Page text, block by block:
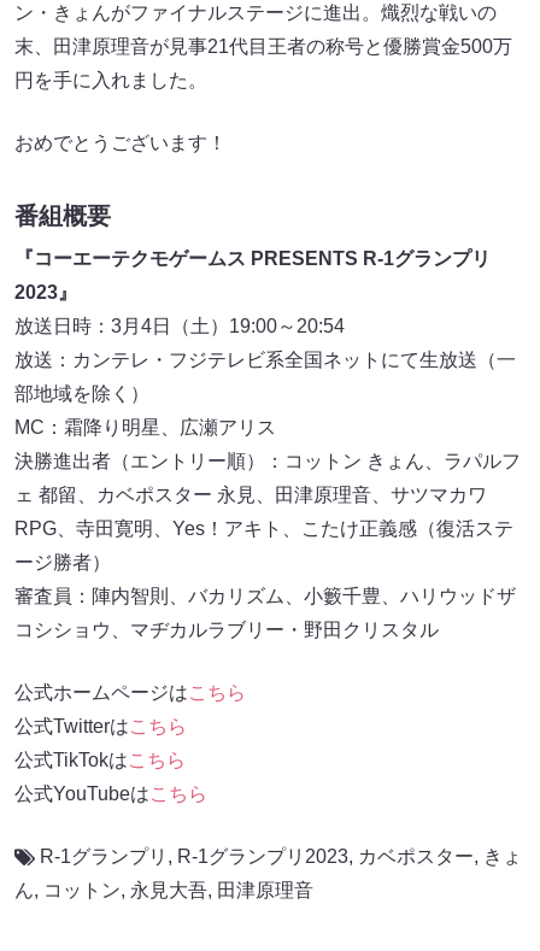
ン・きょんがファイナルステージに進出。熾烈な戦いの
末、田津原理音が見事21代目王者の称号と優勝賞金500万
円を手に入れました。
おめでとうございます！
番組概要
『コーエーテクモゲームス PRESENTS R-1グランプリ
2023』
放送日時：3月4日（土）19:00～20:54
放送：カンテレ・フジテレビ系全国ネットにて生放送（一
部地域を除く）
MC：霜降り明星、広瀬アリス
決勝進出者（エントリー順）：コットン きょん、ラパルフ
ェ 都留、カベポスター 永見、田津原理音、サツマカワ
RPG、寺田寛明、Yes！アキト、こたけ正義感（復活ステ
ージ勝者）
審査員：陣内智則、バカリズム、小籔千豊、ハリウッドザ
コシショウ、マヂカルラブリー・野田クリスタル
公式ホームページはこちら
公式Twitterはこちら
公式TikTokはこちら
公式YouTubeはこちら
R-1グランプリ , R-1グランプリ2023, カベポスター, きょ
ん, コットン, 永見大吾, 田津原理音